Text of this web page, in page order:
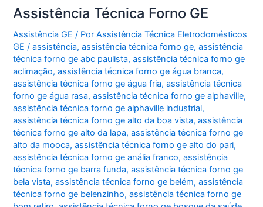
Horto
Florestal
Assistência Técnica Forno GE
Assistência GE / PorAssistência Técnica Eletrodomésticos
GE /assistência,assistência técnica forno ge,assistência
técnica forno ge abc paulista,assistência técnica forno ge
aclimação,assistência técnica forno ge água branca,
assistência técnica forno ge água fria,assistência técnica
forno ge água rasa,assistência técnica forno ge alphaville,
assistência técnica forno ge alphaville industrial,
assistência técnica forno ge alto da boa vista,assistência
técnica forno ge alto da lapa,assistência técnica forno ge
alto da mooca,assistência técnica forno ge alto do pari,
assistência técnica forno ge anália franco,assistência
técnica forno ge barra funda,assistência técnica forno ge
bela vista,assistência técnica forno ge belém,assistência
técnica forno ge belenzinho,assistência técnica forno ge